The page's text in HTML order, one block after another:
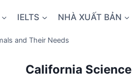
IELTS NHÀ XUẤT BẢN
and Their Needs
California